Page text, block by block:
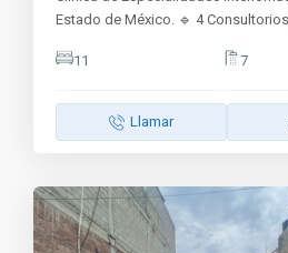
Estado de México. 🔹 4
11 7
Llamar